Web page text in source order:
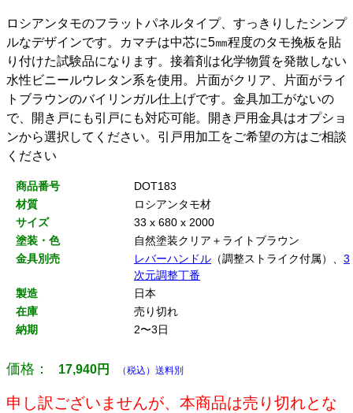
ロシアンタモのフラットパネルタイプ、すっきりしたシンプ
ルなデザインです。カマチは中芯に5㎜程度のタモ挽板を貼
り付けた試験品になります。接着剤は化学物質を発散しない
水性ビニールウレタン系を使用。片面がクリア、片面がライ
トブラウンのバイリンガル仕上げです。金具加工がないの
で、開き戸にも引戸にも対応可能。開き戸用金具はオプショ
ンから選択してください。引戸用加工をご希望の方はご相談
ください
商品番号
DOT183
材質
ロシアンタモ材
サイズ
33 x 680 x 2000
塗装・色
自然塗装クリア＋ライトブラウン
金具別売
レバーハンドル （調整ストライク付属）、 3
次元調整丁番
製造
日本
在庫
売り切れ
納期
2〜3日
価格： 17,940円 （税込）送料別
申し訳ございませんが、本商品は売り切れとな